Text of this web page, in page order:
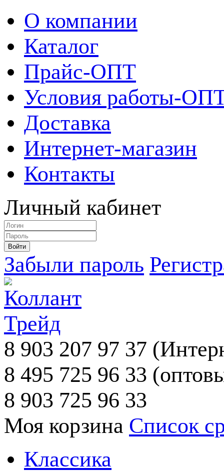
О компании
Каталог
Прайс-ОПТ
Условия работы-
Доставка
Интернет-магазин
Контакты
Личный кабинет
Забыли пароль
8 903 207 97 37
8 495 725 96 33
8 903 725 96 33
Моя корзина Список
Классика